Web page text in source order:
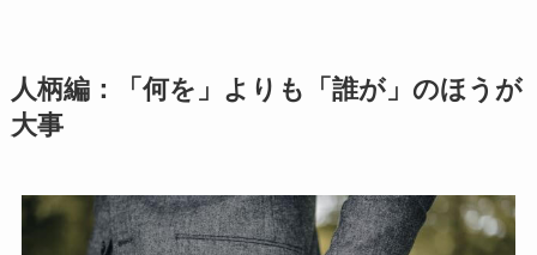
人柄編：「何を」よりも「誰が」のほうが
大事